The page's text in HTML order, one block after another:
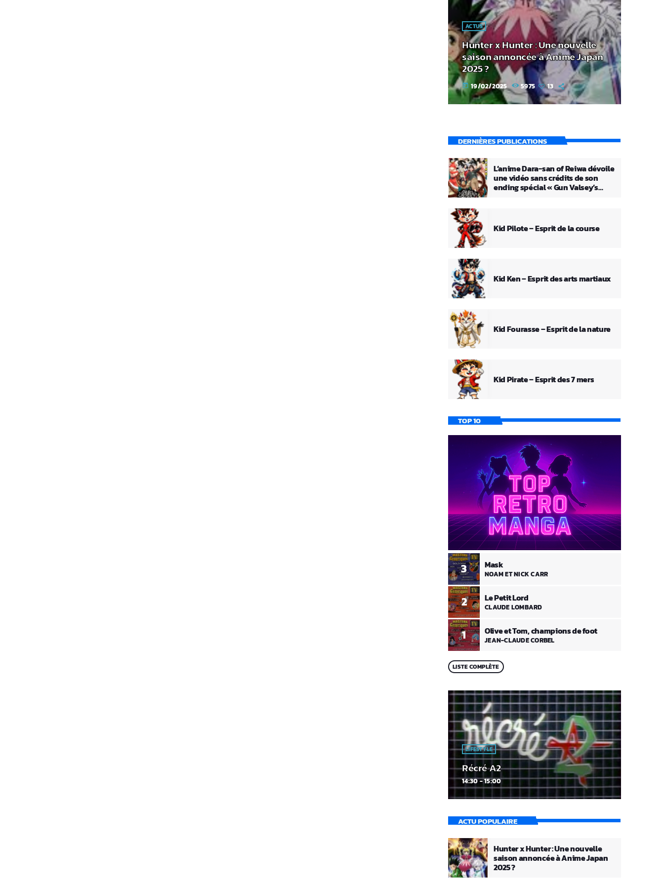
ACTUS
Hunter x Hunter : Une nouvelle
saison annoncée à Anime Japan
2025 ?
today 19/02/2025 5975 13
DERNIÈRES PUBLICATIONS
L’anime Dara-san of Reiwa dévoile
une vidéo sans crédits de son
ending spécial « Gun Valsey’s
Kid Pilote – Esprit de la course
Kid Ken – Esprit des arts martiaux
Kid Fourasse – Esprit de la nature
Kid Pirate – Esprit des 7 mers
TOP 10
1 Olive et Tom, champions de foot
JEAN-CLAUDE CORBEL
2 Le Petit Lord
CLAUDE LOMBARD
3 Mask
NOAM ET NICK CARR
LISTE COMPLÈTE
LIFESTYLE
Récré A2
14:30 - 15:00
ACTU POPULAIRE
Hunter x Hunter : Une nouvelle
saison annoncée à Anime Japan
2025 ?